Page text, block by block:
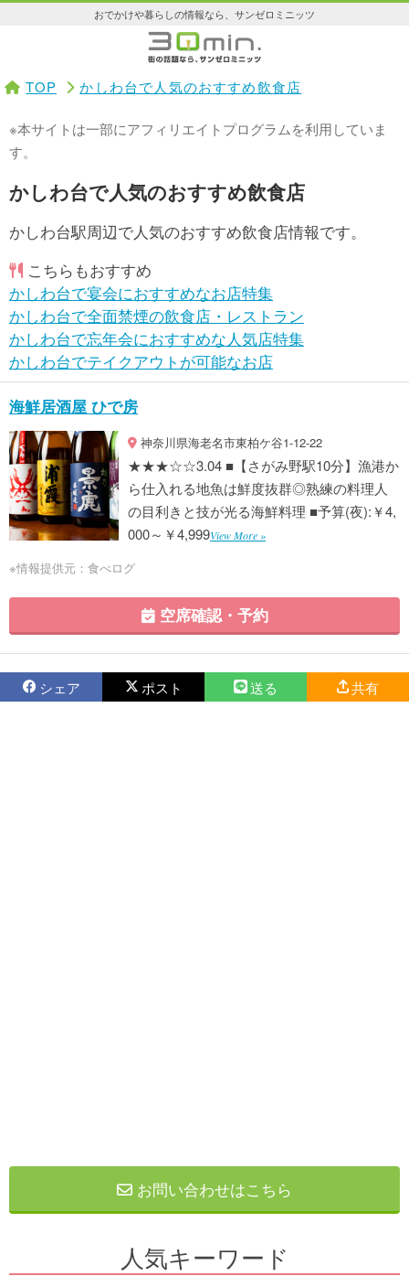
おでかけや暮らしの情報なら、サンゼロミニッツ
TOP かしわ台で人気のおすすめ飲食店
※本サイトは一部にアフィリエイトプログラムを利用していま
す。
かしわ台で人気のおすすめ飲食店
かしわ台駅周辺で人気のおすすめ飲食店情報です。
こちらもおすすめ
かしわ台で宴会におすすめなお店特集
かしわ台で全面禁煙の飲食店・レストラン
かしわ台で忘年会におすすめな人気店特集
かしわ台でテイクアウトが可能なお店
海鮮居酒屋 ひで房
神奈川県海老名市東柏ケ谷1-12-22
★★★☆☆3.04 ■【さがみ野駅10分】漁港か
ら仕入れる地魚は鮮度抜群◎熟練の料理人
の目利きと技が光る海鮮料理 ■予算(夜):￥4,
000～￥4,999View More »
※情報提供元：食べログ
空席確認・予約
シェア ポスト 送る 共有
お問い合わせはこちら
人気キーワード